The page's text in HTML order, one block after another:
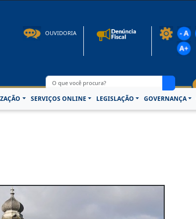
OUVIDORIA
SERVIÇOS ONLINE LEGISLAÇÃO GOVERNANÇA